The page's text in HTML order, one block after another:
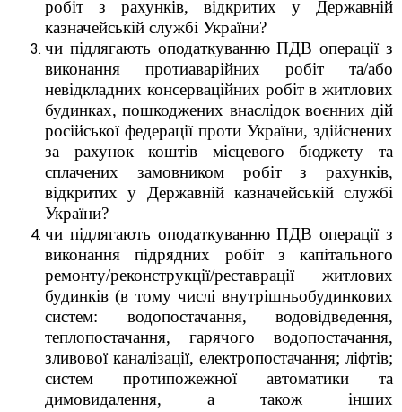
робіт з рахунків, відкритих у Державній
казначейській службі України?
чи підлягають оподаткуванню ПДВ операції з
виконання протиаварійних робіт та/або
невідкладних консерваційних робіт в житлових
будинках, пошкоджених внаслідок воєнних дій
російської федерації проти України, здійснених
за рахунок коштів місцевого бюджету та
сплачених замовником робіт з рахунків,
відкритих у Державній казначейській службі
України?
чи підлягають оподаткуванню ПДВ oпepaції з
виконання підрядних робіт з капітального
ремонту/реконструкції/реставрації житлових
будинків (в тому числі внутрішньобудинкових
систем: водопостачання, водовідведення,
теплопостачання, гарячого водопостачання,
зливової каналізації, електропостачання; ліфтів;
систем протипожежної автоматики та
димовидалення, а також інших